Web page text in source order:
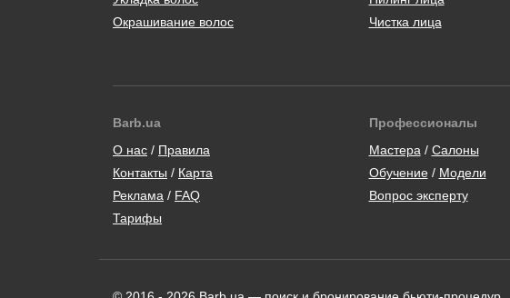
Окрашивание волос
Чистка лица
Barb.ua
/
Контакты / Карта
/
Тарифы
Профессионалы
Мастера / Салоны
Обучение/ Модели
Вопрос эксперту